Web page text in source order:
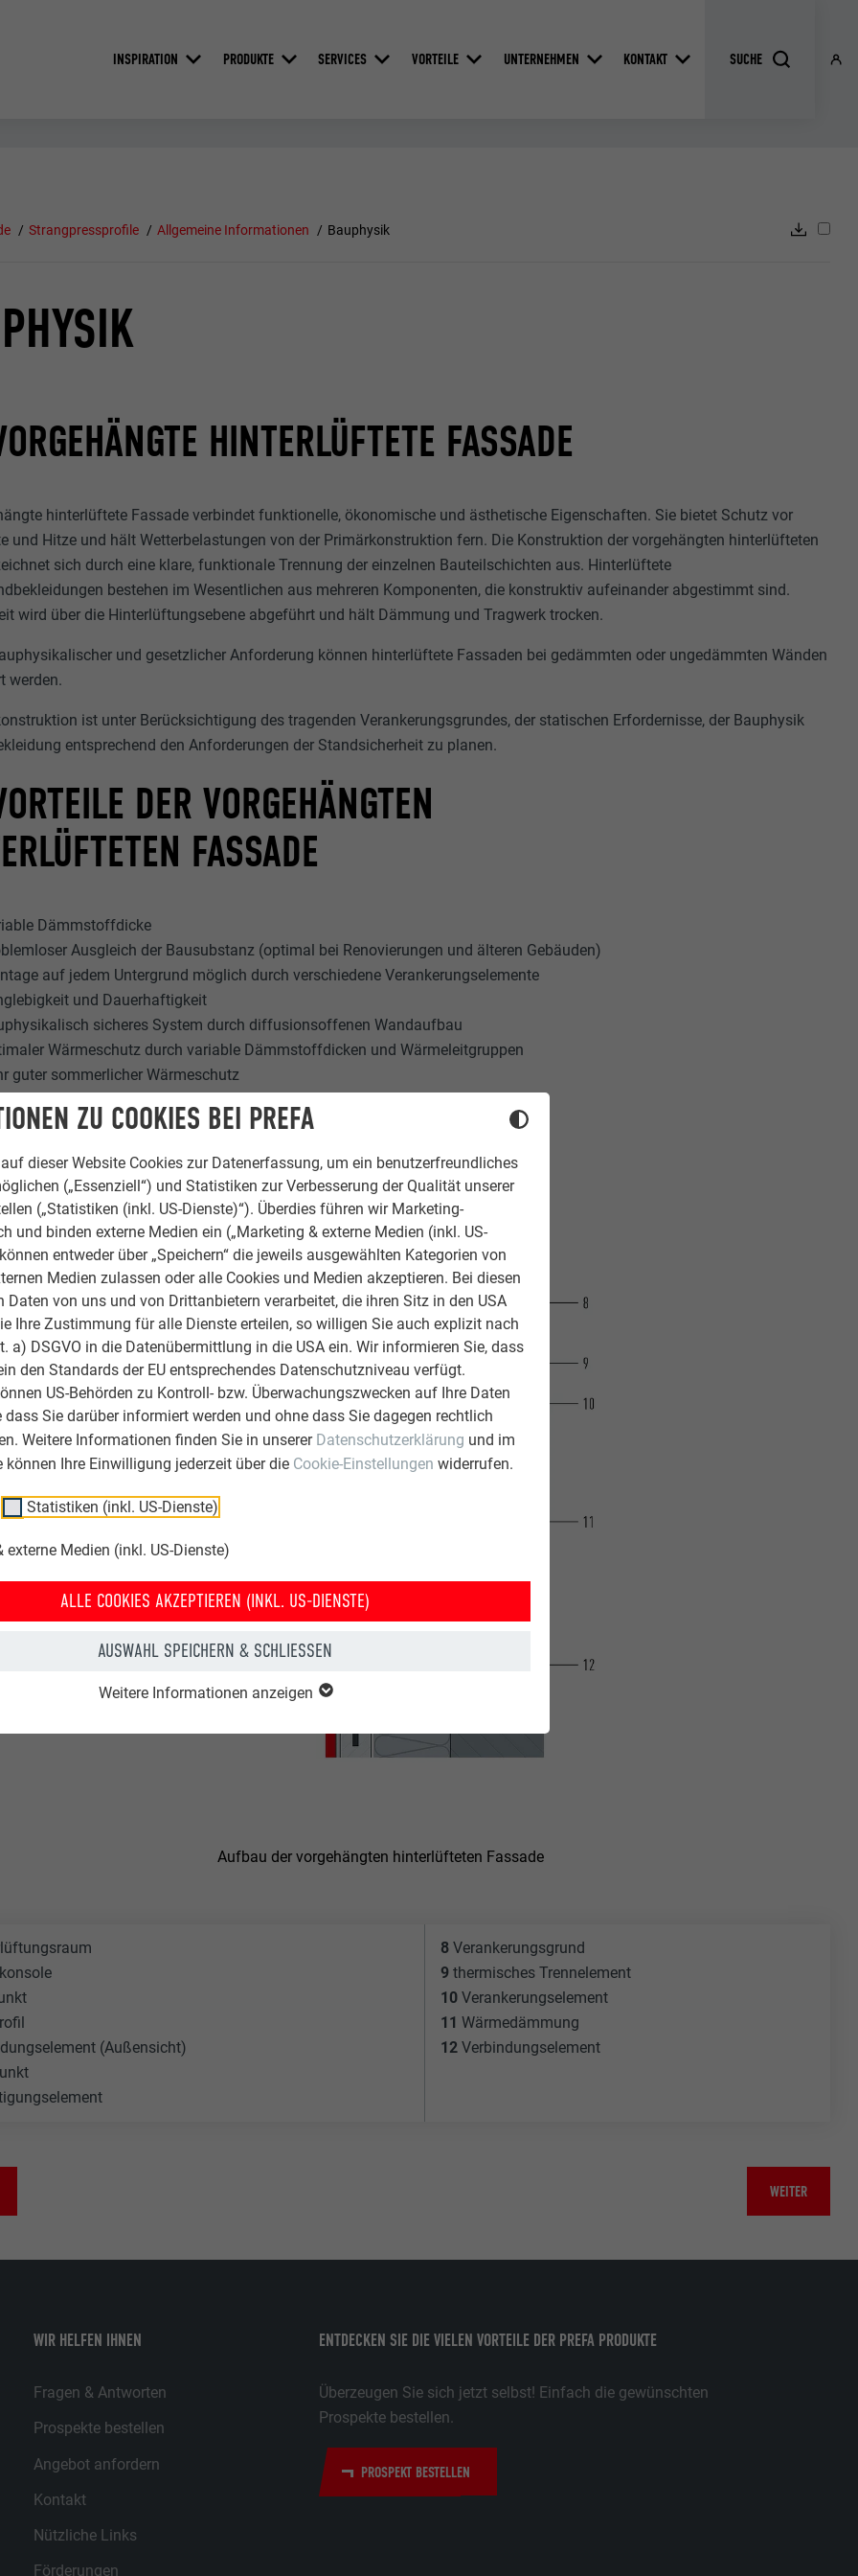
ZU COOKIES BEI PREFA
dieser Website Cookies zur Datenerfassung, um ein benutzerfreundliches
(„Essenziell“) und Statistiken zur Verbesserung der Qualität unserer
(„Statistiken (inkl. US-Dienste)“). Überdies führen wir Marketing-
und binden externe Medien ein („Marketing & externe Medien (inkl. US-
entweder über „Speichern“ die jeweils ausgewählten Kategorien von
Medien zulassen oder alle Cookies und Medien akzeptieren. Bei diesen
Daten von uns und von Drittanbietern verarbeitet, die ihren Sitz in den USA
Ihre Zustimmung für alle Dienste erteilen, so willigen Sie auch explizit nach
a) DSGVO in die Datenübermittlung in die USA ein. Wir informieren Sie, dass
den Standards der EU entsprechendes Datenschutzniveau verfügt.
US-Behörden zu Kontroll- bzw. Überwachungszwecken auf Ihre Daten
dass Sie darüber informiert werden und ohne dass Sie dagegen rechtlich
Weitere Informationen finden Sie in unserer Datenschutzerklärung und im
können Ihre Einwilligung jederzeit über die Cookie-Einstellungen widerrufen.
Statistiken (inkl. US-Dienste)
externe Medien (inkl. US-Dienste)
ALLE COOKIES AKZEPTIEREN (INKL. US-DIENSTE)
AUSWAHL SPEICHERN & SCHLIESSEN
Weitere Informationen anzeigen
INSPIRATION PRODUKTE SERVICES VORTEILE UNTERNEHMEN KONTAKT
Strangpressprofile Allgemeine Informationen Bauphysik
HINTERLÜFTETE FASSADE
hinterlüftete Fassade verbindet funktionelle, ökonomische und ästhetische Eigenschaften. Sie bietet Schutz vor
und Hitze und hält Wetterbelastungen von der Primärkonstruktion fern. Die Konstruktion der vorgehängten hinterlüfteten
sich durch eine klare, funktionale Trennung der einzelnen Bauteilschichten aus. Hinterlüftete
bestehen im Wesentlichen aus mehreren Komponenten, die konstruktiv aufeinander abgestimmt sind.
wird über die Hinterlüftungsebene abgeführt und hält Dämmung und Tragwerk trocken.
und gesetzlicher Anforderung können hinterlüftete Fassaden bei gedämmten oder ungedämmten Wänden
werden.
ist unter Berücksichtigung des tragenden Verankerungsgrundes, der statischen Erfordernisse, der Bauphysik
entsprechend den Anforderungen der Standsicherheit zu planen.
DER VORGEHÄNGTEN
FASSADE
Dämmstoffdicke
Ausgleich der Bausubstanz (optimal bei Renovierungen und älteren Gebäuden)
auf jedem Untergrund möglich durch verschiedene Verankerungselemente
und Dauerhaftigkeit
sicheres System durch diffusionsoffenen Wandaufbau
Wärmeschutz durch variable Dämmstoffdicken und Wärmeleitgruppen
guter sommerlicher Wärmeschutz
durch sortenreine Trennung der verschiedenen Bestandteile
Aufbau der vorgehängten hinterlüfteten Fassade
(Außensicht)
8Verankerungsgrund
9 thermisches Trennelement
10 Verankerungselement
11 Wärmedämmung
12 Verbindungselement
WEITER
ENTDECKEN SIE DIE VIELEN VORTEILE DER PREFA PRODUKTE
Überzeugen Sie sich jetzt selbst! Einfach die gewünschten
Prospekte bestellen.
PROSPEKT BESTELLEN
WIR HELFEN IHNEN
Fragen & Antworten
Prospekte bestellen
Angebot anfordern
Kontakt
Nützliche Links
Förderungen